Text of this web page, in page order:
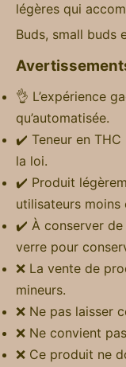
légères qui
Buds, small buds
👌 L’expérience
qu’automatisée.
✔️ Teneur en
la loi.
✔️ Produit
utilisateurs moins
✔️ À conserver de
verre pour
❌ La vente de
mineurs.
❌ Ne pas laisser
❌ Ne convient
❌ Ce produit ne